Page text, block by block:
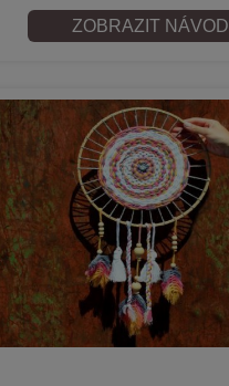
ZOBRAZIT NÁVOD